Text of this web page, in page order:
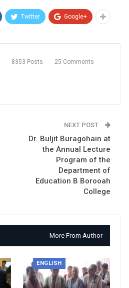
Twitter Google+
8353 Posts 25 Comments
NEXT POST
Dr. Buljit Buragohain at
the Annual Lecture
Program of the
Department of
Education B Borooah
College
More From Author
ENGLISH